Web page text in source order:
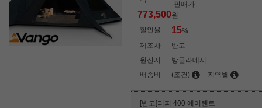
판매가
773,500원
할인율
15%
제조사
반고
원산지
방글라데시
배송비
(조건) 지역별
[반고]티피 400 에어텐트